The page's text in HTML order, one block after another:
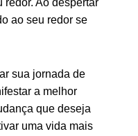
redor. Ao despertar
ao seu redor se
sua jornada de
a melhor
que deseja
uma vida mais